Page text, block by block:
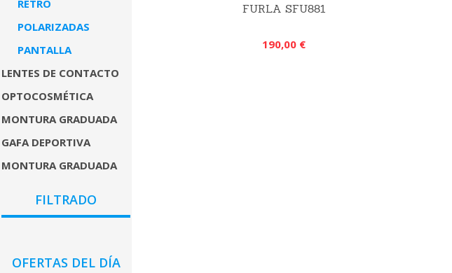
RETRO
POLARIZADAS
PANTALLA
LENTES DE CONTACTO
OPTOCOSMÉTICA
MONTURA GRADUADA
GAFA DEPORTIVA
MONTURA GRADUADA
FILTRADO
OFERTAS DEL DÍA
FURLA SFU881
190,00 €